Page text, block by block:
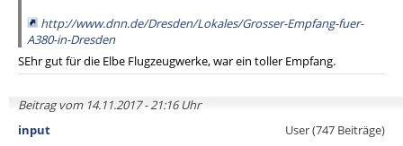
http://www.dnn.de/Dresden/Lokales/Grosser-Empfang-fuer-
A380-in-Dresden
SEhr gut für die Elbe Flugzeugwerke, war ein toller Empfang.
Beitrag vom 14.11.2017 - 21:16 Uhr
input
User (747 Beiträge)